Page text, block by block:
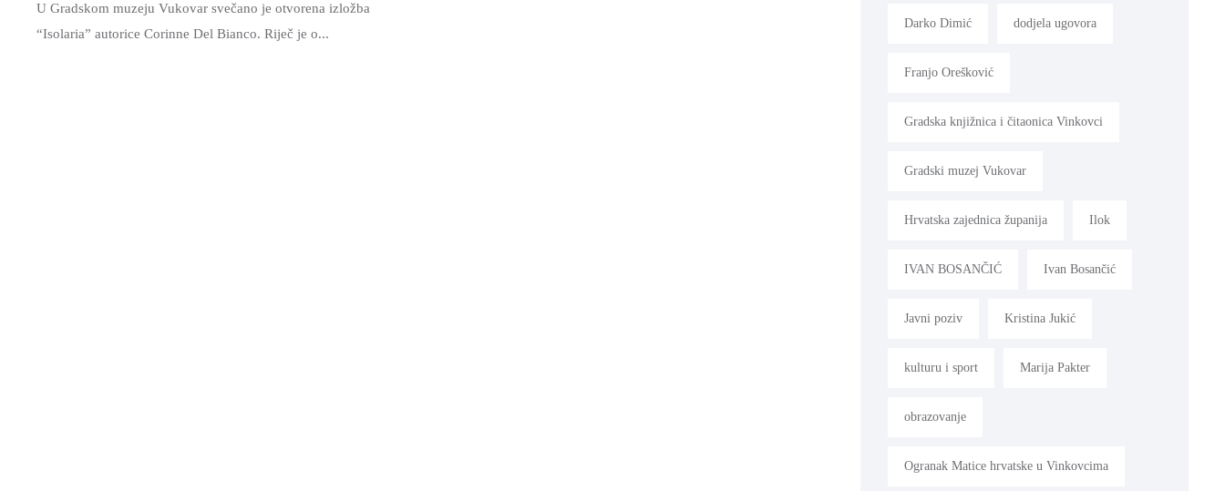
U Gradskom muzeju Vukovar svečano je otvorena izložba
“Isolaria” autorice Corinne Del Bianco. Riječ je o...
Darko Dimić dodjela ugovora
Franjo Orešković
Gradska knjižnica i čitaonica Vinkovci
Gradski muzej Vukovar
Hrvatska zajednica županija Ilok
IVAN BOSANČIĆ Ivan Bosančić
Javni poziv Kristina Jukić
kulturu i sport Marija Pakter
obrazovanje
Ogranak Matice hrvatske u Vinkovcima